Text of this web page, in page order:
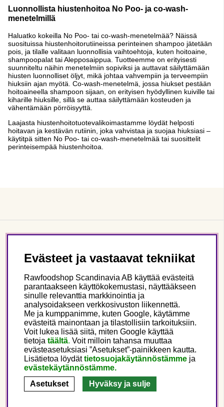
Luonnollista hiustenhoitoa No Poo- ja co-wash-
menetelmillä
Haluatko kokeilla No Poo- tai co-wash-menetelmää? Näissä
suosituissa hiustenhoitorutiineissa perinteinen shampoo jätetään
pois, ja tilalle valitaan luonnollisia vaihtoehtoja, kuten hoitoaine,
shampoopalat tai Alepposaippua. Tuotteemme on erityisesti
suunniteltu näihin menetelmiin sopiviksi ja auttavat säilyttämään
hiusten luonnolliset öljyt, mikä johtaa vahvempiin ja terveempiin
hiuksiin ajan myötä. Co-wash-menetelmä, jossa hiukset pestään
hoitoaineella shampoon sijaan, on erityisen hyödyllinen kuiville tai
kiharille hiuksille, sillä se auttaa säilyttämään kosteuden ja
vähentämään pörröisyyttä.
Laajasta hiustenhoitotuotevalikoimastamme löydät helposti
hoitavan ja kestävän rutiinin, joka vahvistaa ja suojaa hiuksiasi –
käytitpä sitten No Poo- tai co-wash-menetelmää tai suosittelit
perinteisempää hiustenhoitoa.
Seuraa meitä
Tämä on Rawfoodshop
Finland
Evästeet ja vastaavat tekniikat
Rawfoodshop Scandinavia AB käyttää evästeitä
parantaakseen käyttökokemustasi, näyttääkseen
sinulle relevanttia markkinointia ja
analysoidakseen verkkosivuston liikennettä.
Me ja kumppanimme, kuten Google, käytämme
evästeitä mainontaan ja tilastollisiin tarkoituksiin.
Voit lukea lisää siitä, miten Google käyttää
tietoja täältä. Voit milloin tahansa muuttaa
evästeasetuksiasi ”Asetukset”-painikkeen kautta.
Lisätietoa löydättietosuojakäytännöstämme ja
evästekäytännöstämme.
Asetukset
Hyväksy ja sulje